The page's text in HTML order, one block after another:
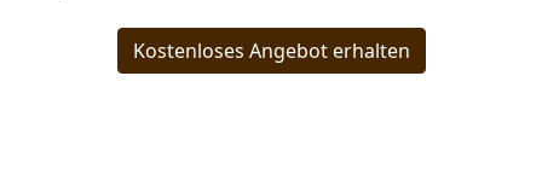
Kostenloses Angebot erhalten